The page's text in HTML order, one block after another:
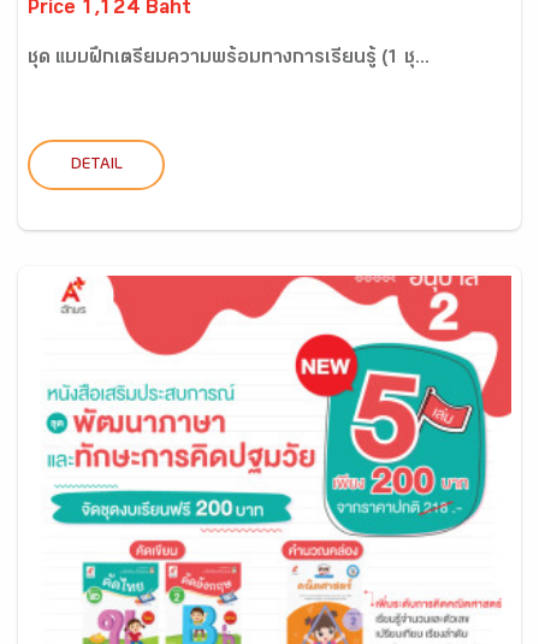
Price 1,124 Baht
ชุด แบบฝึกเตรียมความพร้อมทางการเรียนรู้ (1 ชุ...
DETAIL